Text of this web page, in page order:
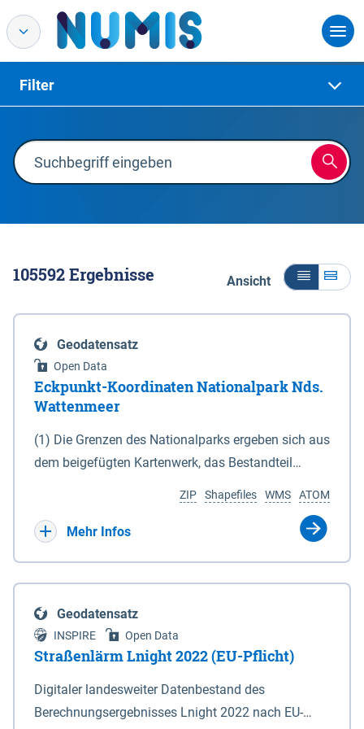
Filter
105592Ergebnisse Ansicht
Geodatensatz
Open Data
Eckpunkt-Koordinaten Nationalpark Nds.
Wattenmeer
(1) Die Grenzen des Nationalparks ergeben sich aus
dem beigefügten Kartenwerk, das Bestandteil
(DTK) im Maßstab 1 : 100 000 (Anlage 2), 2.
verkleinerte Amtliche Karte 1 : 5 000 (AK5) im
projizierte Koordinaten im Europäischen
Terrestrischen Referenzsystem 1989 (ETRS 89) mit
der Universalen Transversalen Mercator-Abbildung
bezogen auf die Zone 32 N (UTM 32N) dargestellt
(Anlage 4); Gleiches gilt für die geografischen
ATOM
WMS
Shapefiles
ZIP
Mehr Infos
Geodatensatz
INSPIRE Open Data
Straßenlärm Lnight 2022 (EU-Pflicht)
Digitaler landesweiter Datenbestand des
Berechnungsergebnisses Lnight 2022 nach EU-